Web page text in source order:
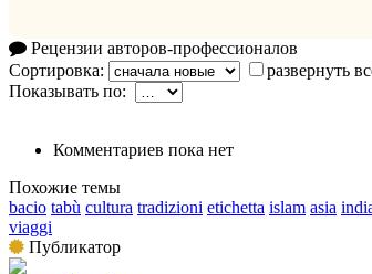
Рецензии авторов-профессионалов
Сортировка:
развернуть
Показывать по:
Комментариев пока нет
Похожие темы
bacio tabù cultura tradizioni etichetta islam asia
viaggi
Публикатор